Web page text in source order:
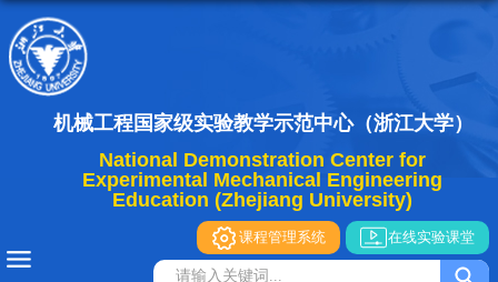
机械工程国家级实验教学示范中心（浙江大学）
National Demonstration Center for
Experimental Mechanical Engineering
Education (Zhejiang University)
课程管理系统 在线实验课堂